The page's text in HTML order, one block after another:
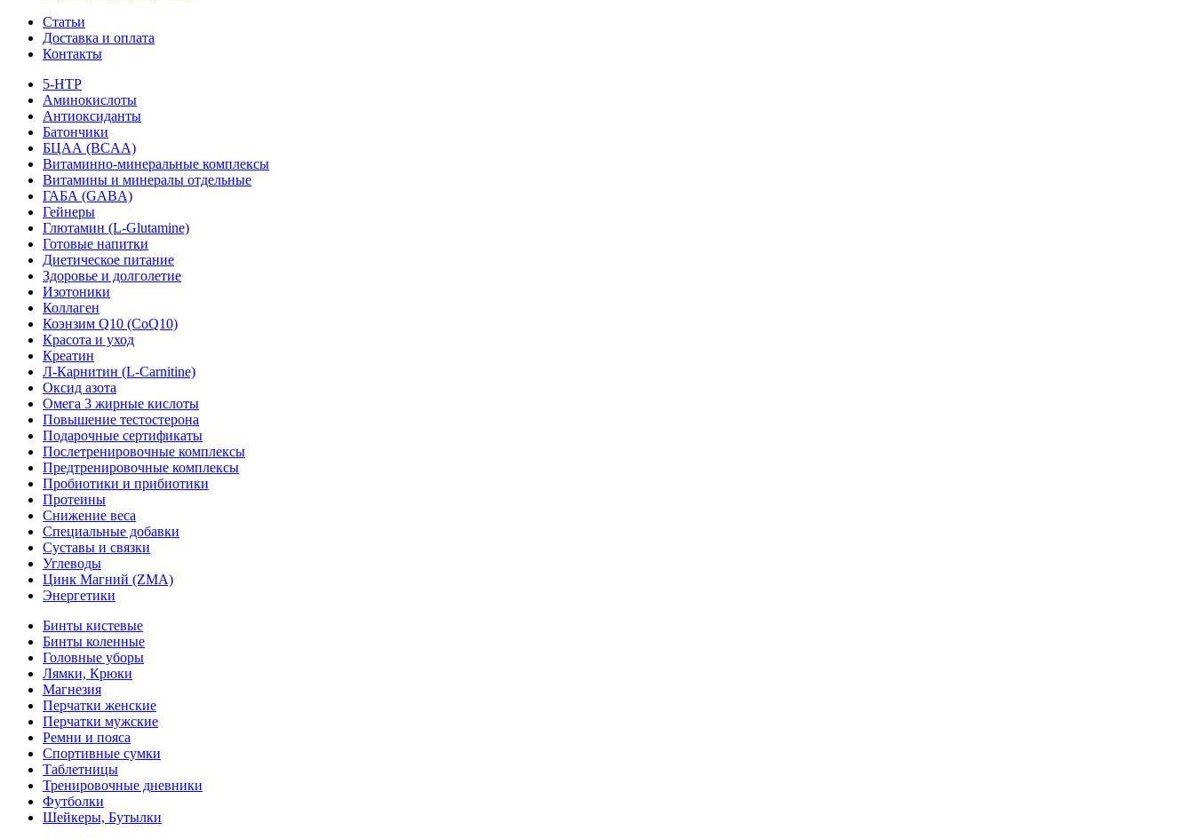
Статьи
Доставка и оплата
Контакты
5-HTP
Аминокислоты
Антиоксиданты
Батончики
БЦАА (BCAA)
Витаминно-минеральные комплексы
Витамины и минералы отдельные
ГАБА (GABA)
Гейнеры
Глютамин (L-Glutamine)
Готовые напитки
Диетическое питание
Здоровье и долголетие
Изотоники
Коллаген
Коэнзим Q10 (CoQ10)
Красота и уход
Креатин
Л-Карнитин (L-Сarnitine)
Оксид азота
Омега 3 жирные кислоты
Повышение тестостерона
Подарочные сертификаты
Послетренировочные комплексы
Предтренировочные комплексы
Пробиотики и прибиотики
Протеины
Снижение веса
Специальные добавки
Суставы и связки
Углеводы
Цинк Магний (ZMA)
Энергетики
Бинты кистевые
Бинты коленные
Головные уборы
Лямки, Крюки
Магнезия
Перчатки женские
Перчатки мужские
Ремни и пояса
Спортивные сумки
Таблетницы
Тренировочные дневники
Футболки
Шейкеры, Бутылки